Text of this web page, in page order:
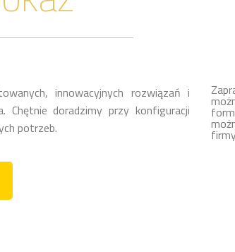
innowacyjnych rozwiązań i
Chętnie doradzimy przy konfiguracji
potrzeb.